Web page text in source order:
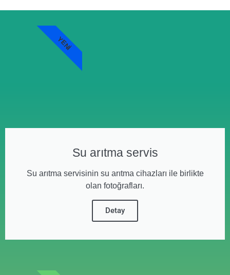
Su arıtma servis
Su arıtma servisinin su arıtma cihazları ile birlikte
olan fotoğrafları.
Detay
YENI